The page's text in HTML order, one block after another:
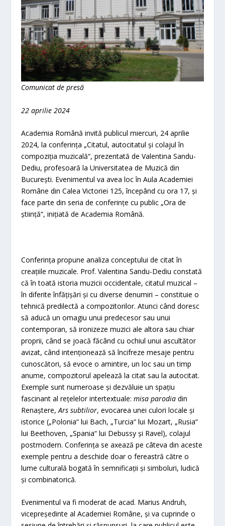
Comunicat de presă
22 aprilie 2024
Academia Română invită publicul miercuri, 24 aprilie
2024, la conferința „Citatul, autocitatul și colajul în
compoziția muzicală“, prezentată de Valentina Sandu-
Dediu, profesoară la Universitatea de Muzică din
București. Evenimentul va avea loc în Aula Academiei
Române din Calea Victoriei 125, începând cu ora 17, și
face parte din seria de conferințe cu public „Ora de
știință“, inițiată de Academia Română.
Conferința propune analiza conceptului de citat în
creațiile muzicale. Prof. Valentina Sandu-Dediu constată
că în toată istoria muzicii occidentale, citatul muzical –
în diferite înfățișări și cu diverse denumiri – constituie o
tehnică predilectă a compozitorilor. Atunci când doresc
să aducă un omagiu unui predecesor sau unui
contemporan, să ironizeze muzici ale altora sau chiar
proprii, când se joacă făcând cu ochiul unui ascultător
avizat, când intenționează să încifreze mesaje pentru
cunoscători, să evoce o amintire, un loc sau un timp
anume, compozitorul apelează la citat sau la autocitat.
Exemple sunt numeroase și dezvăluie un spațiu
fascinant al rețelelor intertextuale:misa parodia din
Renaștere,Ars subtilior, evocarea unei culori locale și
istorice („Polonia“ lui Bach, „Turcia“ lui Mozart, „Rusia“
lui Beethoven, „Spania“ lui Debussy și Ravel), colajul
postmodern. Conferința se axează pe câteva din aceste
exemple pentru a deschide doar o fereastră către o
lume culturală bogată în semnificații și simboluri, ludică
și combinatorică.
Evenimentul va fi moderat de acad. Marius Andruh,
vicepreședinte al Academiei Române, și va cuprinde o